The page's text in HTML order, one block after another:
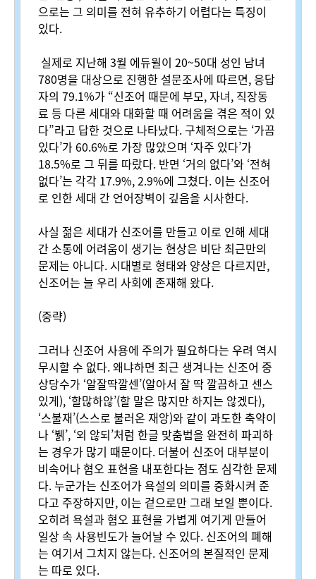
으로는 그 의미를 전혀 유추하기 어렵다는 특징이
있다.
실제로 지난해 3월 에듀윌이 20~50대 성인 남녀
780명을 대상으로 진행한 설문조사에 따르면,응답
자의 79.1%가 “신조어 때문에 부모,자녀, 직장동
료 등 다른 세대와 대화할 때 어려움을 겪은 적이 있
다”라고 답한 것으로 나타났다.구체적으로는 ‘가끔
있다’가 60.6%로 가장 많았으며 ‘자주 있다’가
18.5%로 그 뒤를 따랐다. 반면 ‘거의 없다’와 ‘전혀
없다’는 각각 17.9%, 2.9%에 그쳤다. 이는 신조어
로 인한 세대 간 언어장벽이 깊음을 시사한다.
사실 젊은 세대가 신조어를 만들고 이로 인해 세대
간 소통에 어려움이 생기는 현상은 비단 최근만의
문제는 아니다. 시대별로 형태와 양상은 다르지만,
신조어는 늘 우리 사회에 존재해 왔다.
(중략)
그러나 신조어 사용에 주의가 필요하다는 우려 역시
무시할 수 없다.왜냐하면 최근 생겨나는 신조어 중
상당수가 ‘알잘딱깔센’(알아서 잘 딱 깔끔하고 센스
있게), ‘할많하않’(할 말은 많지만 하지는 않겠다),
‘스불재’(스스로 불러온 재앙)와 같이 과도한 축약이
나 ‘뷁’, ‘외 않되’처럼 한글 맞춤법을 완전히 파괴하
는 경우가 많기 때문이다. 더불어 신조어 대부분이
비속어나 혐오 표현을 내포한다는 점도 심각한 문제
다.누군가는 신조어가 욕설의 의미를 중화시켜 준
다고 주장하지만, 이는 겉으로만 그래 보일 뿐이다.
오히려 욕설과 혐오 표현을 가볍게 여기게 만들어
일상 속 사용빈도가 늘어날 수 있다. 신조어의 폐해
는 여기서 그치지 않는다. 신조어의 본질적인 문제
는 따로 있다.